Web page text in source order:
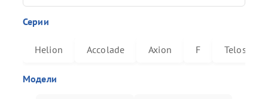
Серии
Helion Accolade Axion F Telos
Модели